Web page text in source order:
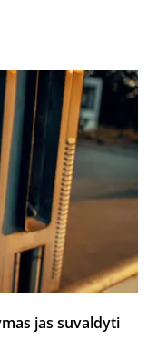
jas suvaldyti